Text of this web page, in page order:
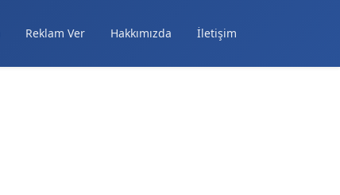
Reklam Ver Hakkımızda İletişim